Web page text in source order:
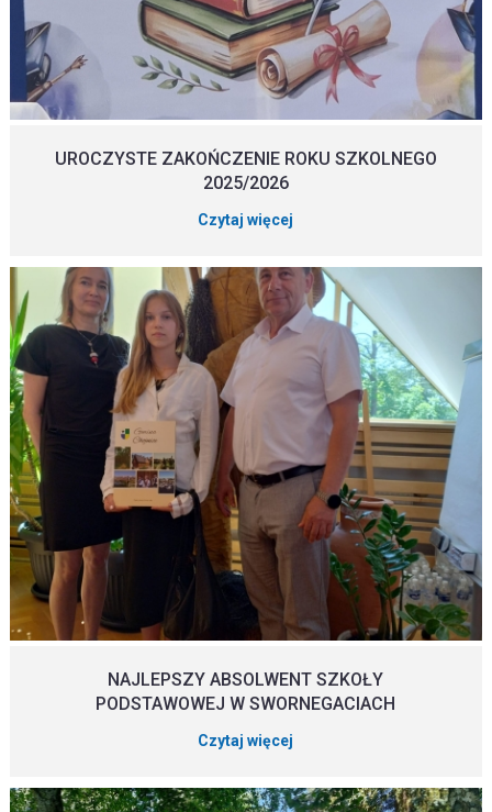
UROCZYSTE ZAKOŃCZENIE ROKU SZKOLNEGO
2025/2026
Czytaj więcej
NAJLEPSZY ABSOLWENT SZKOŁY
PODSTAWOWEJ W SWORNEGACIACH
Czytaj więcej